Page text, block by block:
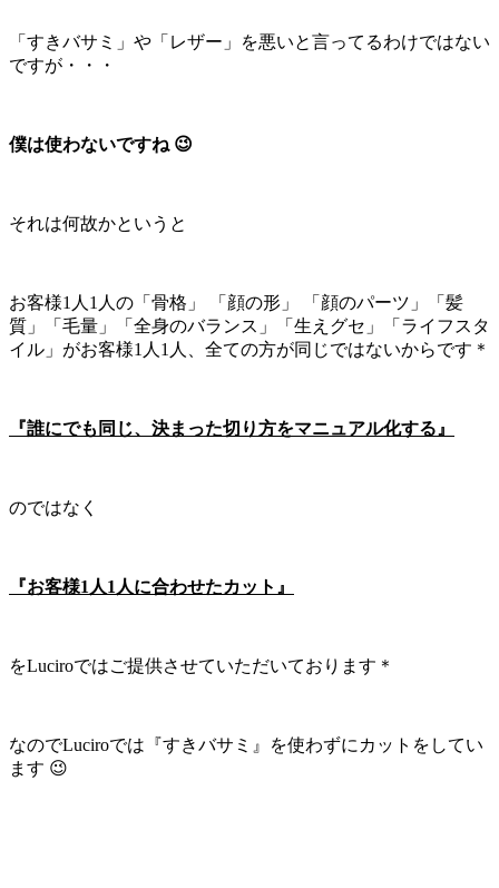
「すきバサミ」や「レザー」を悪いと言ってるわけではない
ですが・・・
僕は使わないですね 😉
それは何故かというと
お客様1人1人の「骨格」 「顔の形」 「顔のパーツ」「髪
質」「毛量」「全身のバランス」「生えグセ」「ライフスタ
イル」がお客様1人1人、全ての方が同じではないからです＊
『誰にでも同じ、決まった切り方をマニュアル化する』
のではなく
『お客様1人1人に合わせたカット』
をLuciroではご提供させていただいております＊
なのでLuciroでは『すきバサミ』を使わずにカットをしてい
ます 😉